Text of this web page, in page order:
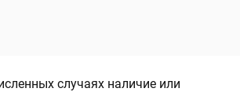
случаях наличие или